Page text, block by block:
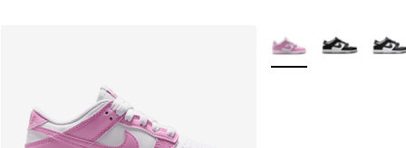
Meer kleuren